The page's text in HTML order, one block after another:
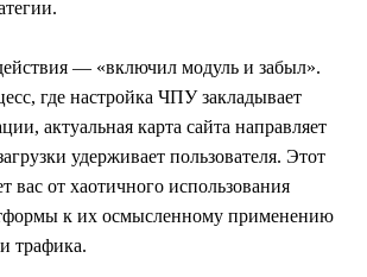
— «включил модуль и забыл».
где настройка ЧПУ закладывает
актуальная карта сайта направляет
удерживает пользователя. Этот
вас от хаотичного использования
к их осмысленному применению
трафика.